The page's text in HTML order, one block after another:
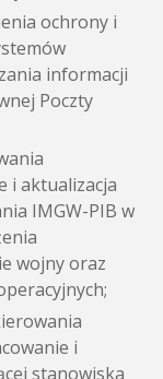
ochrony i
informacji
Poczty
i aktualizacja
IMGW-PIB w
wojny oraz
i
stanowiska